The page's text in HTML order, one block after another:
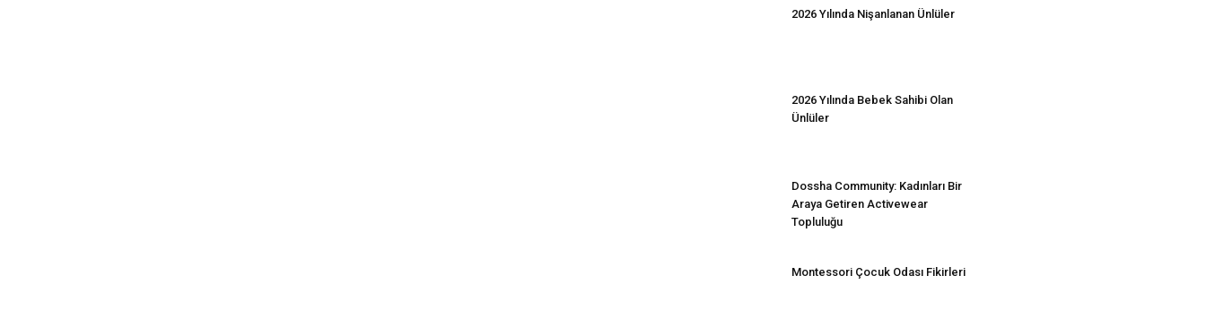
2026 Yılında Nişanlanan Ünlüler
2026 Yılında Bebek Sahibi Olan
Ünlüler
Dossha Community: Kadınları Bir
Araya Getiren Activewear
Topluluğu
Montessori Çocuk Odası Fikirleri